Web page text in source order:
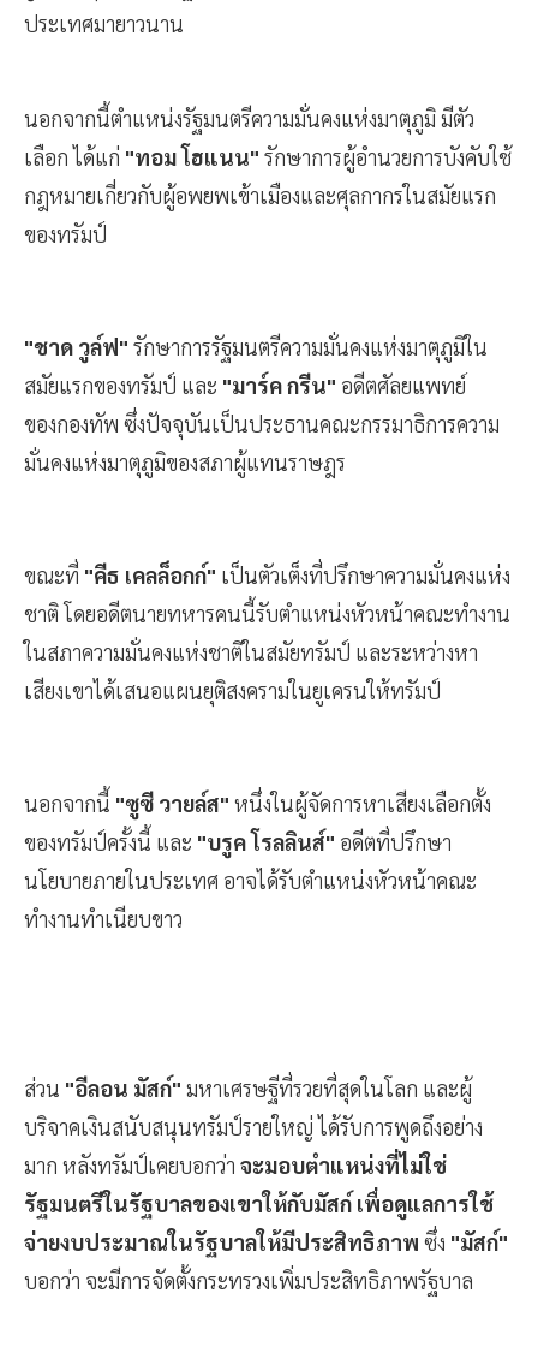
ประเทศมายาวนาน
นอกจากนี้ตำแหน่งรัฐมนตรีความมั่นคงแห่งมาตุภูมิ มีตัว
เลือก ได้แก่ "ทอม โฮแนน" รักษาการผู้อำนวยการบังคับใช้
กฎหมายเกี่ยวกับผู้อพยพเข้าเมืองและศุลกากรในสมัยแรก
ของทรัมป์
"ชาด วูล์ฟ" รักษาการรัฐมนตรีความมั่นคงแห่งมาตุภูมิใน
สมัยแรกของทรัมป์ และ "มาร์ค กรีน" อดีตศัลยแพทย์
ของกองทัพ ซึ่งปัจจุบันเป็นประธานคณะกรรมาธิการความ
มั่นคงแห่งมาตุภูมิของสภาผู้แทนราษฎร
ขณะที่ "คีธ เคลล็อกก์" เป็นตัวเต็งที่ปรึกษาความมั่นคงแห่ง
ชาติ โดยอดีตนายทหารคนนี้รับตำแหน่งหัวหน้าคณะทำงาน
ในสภาความมั่นคงแห่งชาติในสมัยทรัมป์ และระหว่างหา
เสียงเขาได้เสนอแผนยุติสงครามในยูเครนให้ทรัมป์
นอกจากนี้ "ซูซี วายล์ส" หนึ่งในผู้จัดการหาเสียงเลือกตั้ง
ของทรัมป์ครั้งนี้ และ "บรูค โรลลินส์" อดีตที่ปรึกษา
นโยบายภายในประเทศ อาจได้รับตำแหน่งหัวหน้าคณะ
ทำงานทำเนียบขาว
ส่วน "อีลอน มัสก์" มหาเศรษฐีที่รวยที่สุดในโลก และผู้
บริจาคเงินสนับสนุนทรัมป์รายใหญ่ ได้รับการพูดถึงอย่าง
มาก หลังทรัมป์เคยบอกว่า จะมอบตำแหน่งที่ไม่ใช่
รัฐมนตรีในรัฐบาลของเขาให้กับมัสก์ เพื่อดูแลการใช้
จ่ายงบประมาณในรัฐบาลให้มีประสิทธิภาพ ซึ่ง "มัสก์"
บอกว่า จะมีการจัดตั้งกระทรวงเพิ่มประสิทธิภาพรัฐบาล